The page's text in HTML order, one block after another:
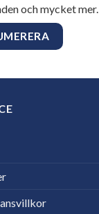
och mycket mer.